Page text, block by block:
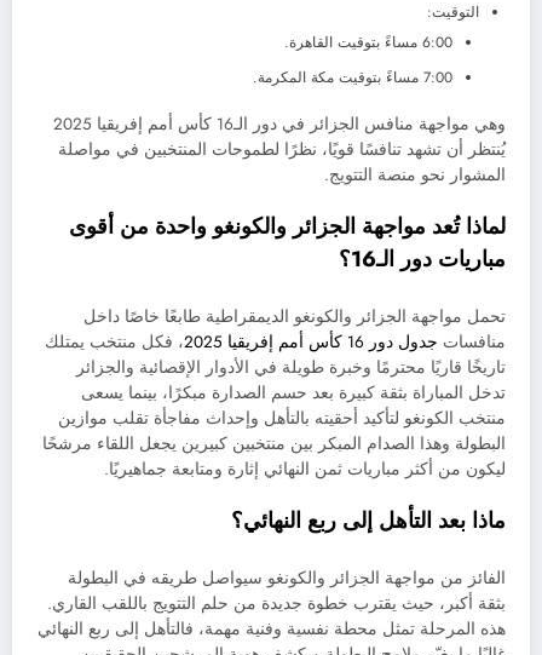
التوقيت:
6:00 مساءً بتوقيت القاهرة.
7:00 مساءً بتوقيت مكة المكرمة.
وهي مواجهة منافس الجزائر في دور الـ16 كأس أمم إفريقيا 2025
يُنتظر أن تشهد تنافسًا قويًا، نظرًا لطموحات المنتخبين في مواصلة
المشوار نحو منصة التتويج.
لماذا تُعد مواجهة الجزائر والكونغو واحدة من أقوى
مباريات دور الـ16؟
تحمل مواجهة الجزائر والكونغو الديمقراطية طابعًا خاصًا داخل
منافسات جدول دور 16 كأس أمم إفريقيا 2025
، فكل منتخب يمتلك
تاريخًا قاريًا محترمًا وخبرة طويلة في الأدوار الإقصائية والجزائر
تدخل المباراة بثقة كبيرة بعد حسم الصدارة مبكرًا، بينما يسعى
منتخب الكونغو لتأكيد أحقيته بالتأهل وإحداث مفاجأة تقلب موازين
البطولة وهذا الصدام المبكر بين منتخبين كبيرين يجعل اللقاء مرشحًا
ليكون من أكثر مباريات ثمن النهائي إثارة ومتابعة جماهيريًا.
ماذا بعد التأهل إلى ربع النهائي؟
الفائز من مواجهة الجزائر والكونغو سيواصل طريقه في البطولة
بثقة أكبر، حيث يقترب خطوة جديدة من حلم التتويج باللقب القاري.
هذه المرحلة تمثل محطة نفسية وفنية مهمة، فالتأهل إلى ربع النهائي